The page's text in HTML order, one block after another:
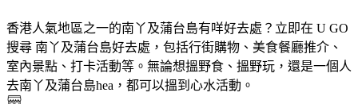
香港人氣地區之一的南丫及蒲台島有咩好去處？立即在 U GO
搜尋 南丫及蒲台島好去處，包括行街購物、美食餐廳推介、
室內景點、打卡活動等。無論想搵野食、搵野玩，還是一個人
去南丫及蒲台島hea，都可以搵到心水活動。